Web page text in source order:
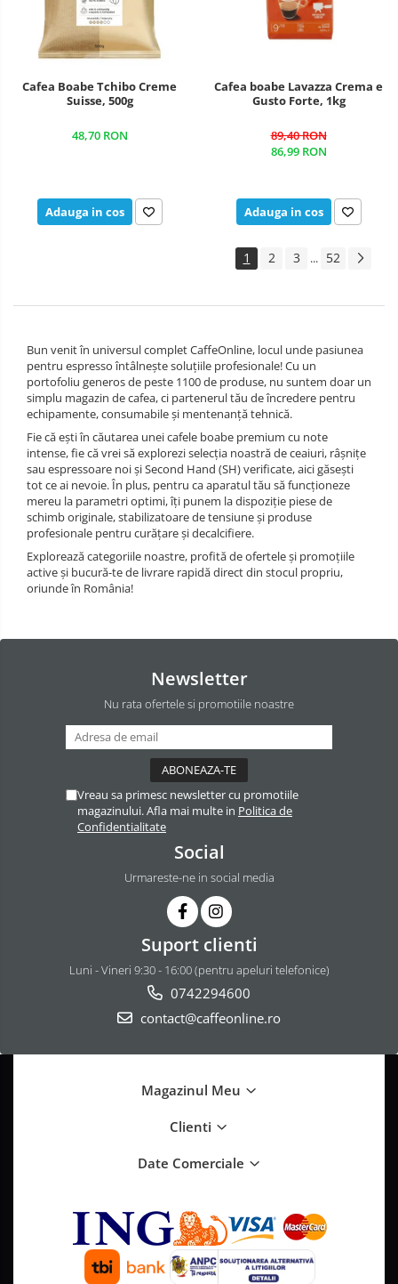
Cafea Boabe Tchibo Creme
Suisse, 500g
48,70 RON
Adauga in cos
Cafea boabe Lavazza Crema e
Gusto Forte, 1kg
89,40 RON
86,99 RON
Adauga in cos
1 2 3 ... 52
Bun venit în universul complet CaffeOnline, locul unde pasiunea
pentru espresso întâlnește soluțiile profesionale! Cu un
portofoliu generos de peste 1100 de produse, nu suntem doar un
simplu magazin de cafea, ci partenerul tău de încredere pentru
echipamente, consumabile și mentenanță tehnică.
Fie că ești în căutarea unei cafele boabe premium cu note
intense, fie că vrei să explorezi selecția noastră de ceaiuri, râșnițe
sau espressoare noi și Second Hand (SH) verificate, aici găsești
tot ce ai nevoie. În plus, pentru ca aparatul tău să funcționeze
mereu la parametri optimi, îți punem la dispoziție piese de
schimb originale, stabilizatoare de tensiune și produse
profesionale pentru curățare și decalcifiere.
Explorează categoriile noastre, profită de ofertele și promoțiile
active și bucură-te de livrare rapidă direct din stocul propriu,
oriunde în România!
Newsletter
Nu rata ofertele si promotiile noastre
Vreau sa primesc newsletter cu promotiile
magazinului. Afla mai multe in Politica de
Confidentialitate
Social
Urmareste-ne in social media
Suport clienti
Luni - Vineri 9:30 - 16:00 (pentru apeluri telefonice)
0742294600
contact@caffeonline.ro
Magazinul Meu
Clienti
Date Comerciale